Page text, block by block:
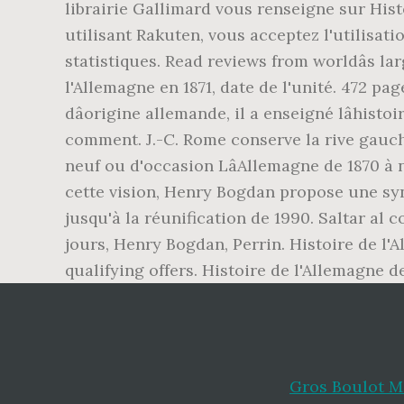
librairie Gallimard vous renseigne sur
utilisant Rakuten, vous acceptez
statistiques. Read reviews from
l'Allemagne en 1871, date de l'unité. 472
dâorigine allemande, il a enseigné
comment. J.-C. Rome conserve la rive
neuf ou d'occasion LâAllemagne de
cette vision, Henry Bogdan propose une
jusqu'à la réunification de 1990. Saltar al
jours, Henry Bogdan, Perrin. Histoire de
qualifying offers. Histoire de l'Allemagne
Gros Boulot